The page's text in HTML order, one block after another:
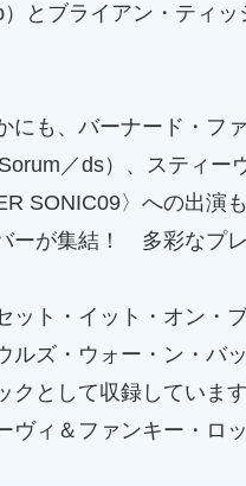
）とブライアン・ティ
も、バーナード・フ
／ds）、スティー
SONIC09〉への出演
ーが集結！ 多彩なプ
ト・イット・オン・
ルズ・ウォー・ン・バ
クとして収録していま
ヴィ＆ファンキー・ロ